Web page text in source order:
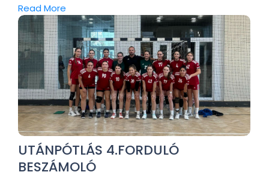
Read More
UTÁNPÓTLÁS 4.FORDULÓ
BESZÁMOLÓ